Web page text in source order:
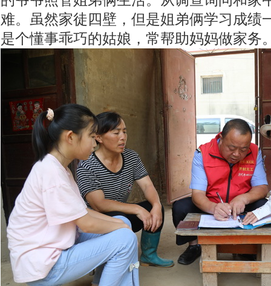
难。虽然家徒四壁，但是姐弟俩学习成绩
是个懂事乖巧的姑娘，常帮助妈妈做家务